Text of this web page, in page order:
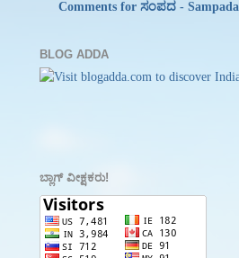
Comments for ಸಂಪದ - Sampada
BLOG ADDA
ಬ್ಲಾಗ್ ವೀಕ್ಷಕರು!